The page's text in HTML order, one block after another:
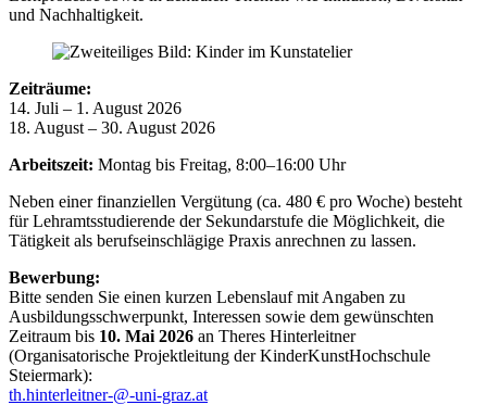
und Nachhaltigkeit.
Zeiträume:
14. Juli – 1. August 2026
18. August – 30. August 2026
Arbeitszeit: Montag bis Freitag, 8:00–16:00 Uhr
Neben einer finanziellen Vergütung (ca. 480 € pro Woche) besteht
für Lehramtsstudierende der Sekundarstufe die Möglichkeit, die
Tätigkeit als berufseinschlägige Praxis anrechnen zu lassen.
Bewerbung:
Bitte senden Sie einen kurzen Lebenslauf mit Angaben zu
Ausbildungsschwerpunkt, Interessen sowie dem gewünschten
Zeitraum bis 10. Mai 2026 an Theres Hinterleitner
(Organisatorische Projektleitung der KinderKunstHochschule
Steiermark):
th.hinterleitner-@-uni-graz.at